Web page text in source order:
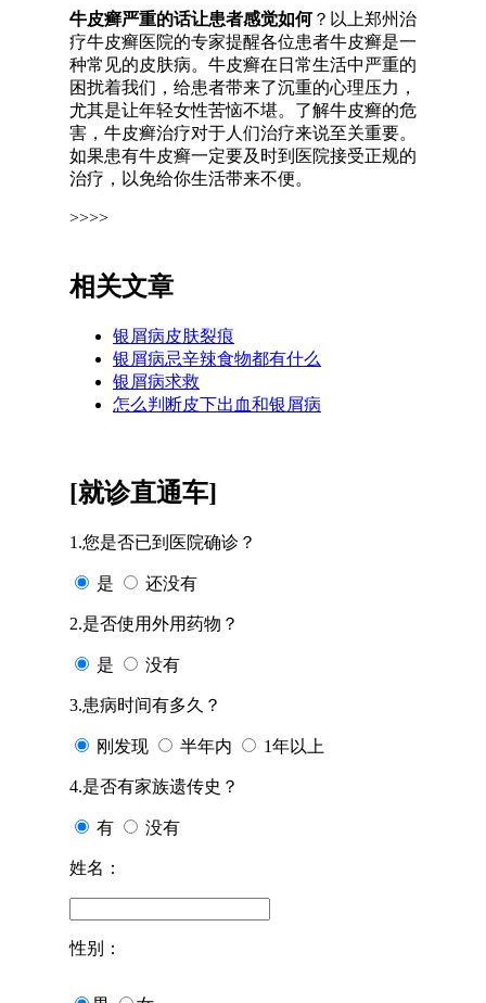
牛皮癣严重的话让患者感觉如何？以上郑州治
疗牛皮癣医院的专家提醒各位患者牛皮癣是一
种常见的皮肤病。牛皮癣在日常生活中严重的
困扰着我们，给患者带来了沉重的心理压力，
尤其是让年轻女性苦恼不堪。了解牛皮癣的危
害，牛皮癣治疗对于人们治疗来说至关重要。
如果患有牛皮癣一定要及时到医院接受正规的
治疗，以免给你生活带来不便。
>>>>
相关文章
银屑病皮肤裂痕
银屑病忌辛辣食物都有什么
银屑病求救
怎么判断皮下出血和银屑病
[就诊直通车]
1.您是否已到医院确诊？
是 还没有
2.是否使用外用药物？
是 没有
3.患病时间有多久？
刚发现 半年内 1年以上
4.是否有家族遗传史？
有 没有
姓名：
性别：